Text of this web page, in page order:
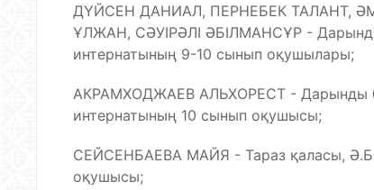
ДҮЙСЕН ДАНИАЛ, ПЕРНЕБЕК ТАЛАНТ,
ҰЛЖАН, СӘУІРӘЛІ ӘБІЛМАНСҰР -
интернатының 9-10 сынып оқушылары;
АКРАМХОДЖАЕВ АЛЬХОРЕСТ - Дарынды
интернатының 10 сынып оқушысы;
СЕЙСЕНБАЕВА МАЙЯ - Тараз қаласы,
оқушысы;